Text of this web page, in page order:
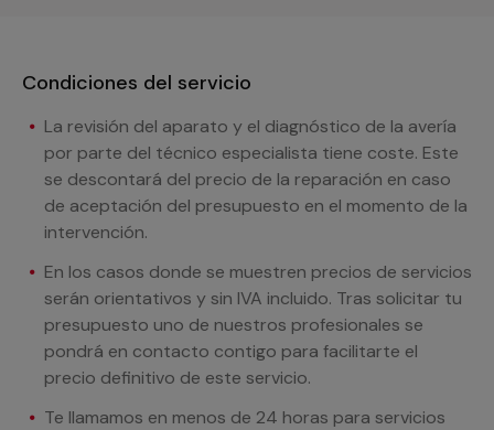
Condiciones del servicio
La revisión del aparato y el diagnóstico de la avería
por parte del técnico especialista tiene coste. Este
se descontará del precio de la reparación en caso
de aceptación del presupuesto en el momento de la
intervención.
En los casos donde se muestren precios de servicios
serán orientativos y sin IVA incluido. Tras solicitar tu
presupuesto uno de nuestros profesionales se
pondrá en contacto contigo para facilitarte el
precio definitivo de este servicio.
Te llamamos en menos de 24 horas para servicios